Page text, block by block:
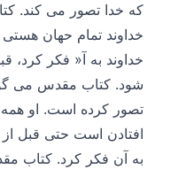
که خدا تصور می کند.
خداوند تمام حهان
خداوند به آ« فکر کرد،
شود. کتاب مقدس می
تصور کرده است. او همه
افتادن است حتی قبل از
به آن فکر کرد. کتاب